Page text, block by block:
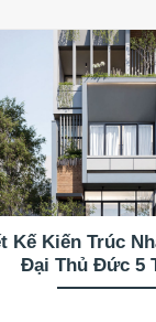
Kế Kiến Trúc
Đại Thủ Đức 5